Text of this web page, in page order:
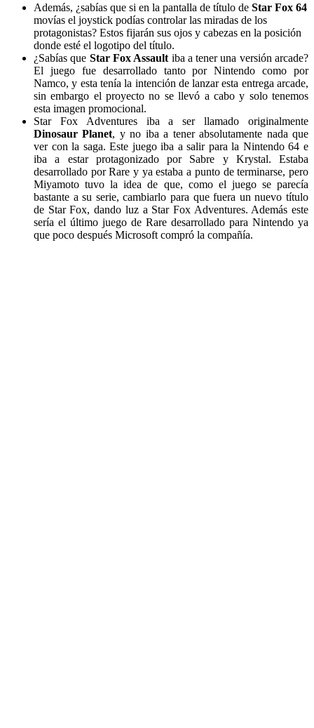
Además, ¿sabías que si en la pantalla de título de Star Fox 64
movías el joystick podías controlar las miradas de los
protagonistas? Estos fijarán sus ojos y cabezas en la posición
donde esté el logotipo del título.
¿Sabías que Star Fox Assault iba a tener una versión arcade?
El juego fue desarrollado tanto por Nintendo como por
Namco, y esta tenía la intención de lanzar esta entrega arcade,
sin embargo el proyecto no se llevó a cabo y solo tenemos
esta imagen promocional.
Star Fox Adventures iba a ser llamado originalmente
Dinosaur Planet, y no iba a tener absolutamente nada que
ver con la saga. Este juego iba a salir para la Nintendo 64 e
iba a estar protagonizado por Sabre y Krystal. Estaba
desarrollado por Rare y ya estaba a punto de terminarse, pero
Miyamoto tuvo la idea de que, como el juego se parecía
bastante a su serie, cambiarlo para que fuera un nuevo título
de Star Fox, dando luz a Star Fox Adventures. Además este
sería el último juego de Rare desarrollado para Nintendo ya
que poco después Microsoft compró la compañía.